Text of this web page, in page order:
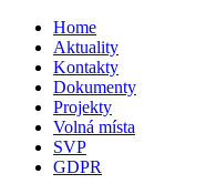
Home
Aktuality
Kontakty
Dokumenty
Projekty
Volná místa
SVP
GDPR